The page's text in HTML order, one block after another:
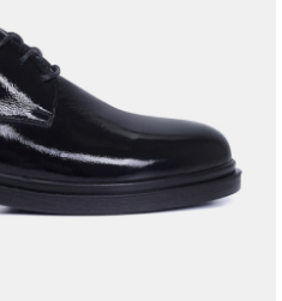
город